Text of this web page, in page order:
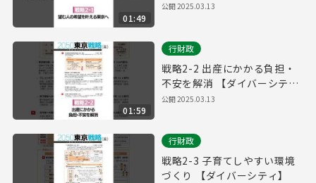
01:49
公開2025.03.13
01:59
行財政
戦略2-2 出産にかかる負担・
不安を解消 【ダイバーシテ
ィ】
公開2025.03.13
行財政
戦略2-3 子育てしやすい環境
づくり 【ダイバーシティ】